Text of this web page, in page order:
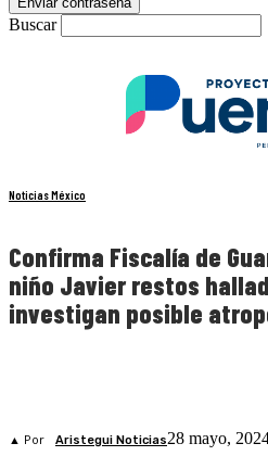
Buscar
Noticias México
Confirma Fiscalía de
niño Javier restos
investigan posible
▲ Por Aristegui Noticias28 mayo,